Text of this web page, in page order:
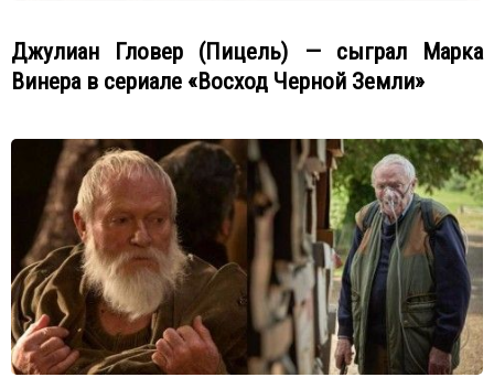
Джулиан Гловер (Пицель) — сыграл Марка
Винера в сериале «Восход Черной Земли»